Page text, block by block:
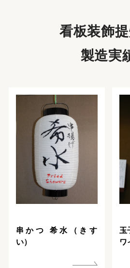
看板装飾
製造実
串かつ 希水（きす
い）
玉
ワ